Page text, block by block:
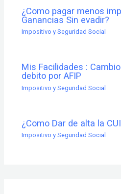
¿Como pagar menos
Ganancias Sin evadir?
Impositivo y Seguridad Social
Mis Facilidades :
debito por AFIP
Impositivo y Seguridad Social
¿Como Dar de alta la
Impositivo y Seguridad Social